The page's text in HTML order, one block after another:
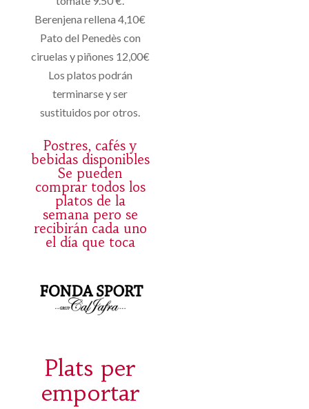
Berenjena rellena 4,10€
Pato del Penedès con
ciruelas y piñones 12,00€
Los platos podrán
terminarse y ser
sustituidos por otros.
Postres, cafés y
bebidas disponibles
Se pueden
comprar todos los
platos de la
semana pero se
recibirán cada uno
el día que toca
Plats per
emportar